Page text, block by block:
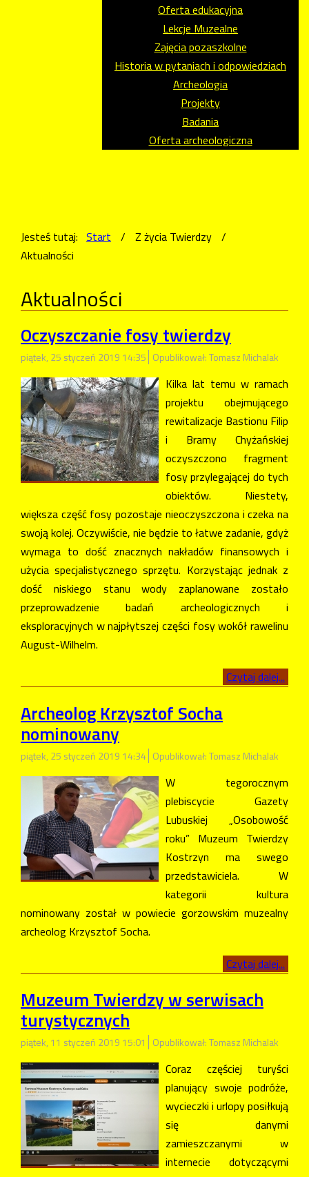
Oferta edukacyjna
Lekcje Muzealne
Zajęcia pozaszkolne
Historia w pytaniach i odpowiedziach
Archeologia
Projekty
Badania
Oferta archeologiczna
Jesteś tutaj: Start / Z życia Twierdzy /
Aktualności
Aktualności
Oczyszczanie fosy twierdzy
piątek, 25 styczeń 2019 14:35 Opublikował: Tomasz Michalak
Kilka lat temu w ramach
projektu obejmującego
rewitalizacje Bastionu Filip
i Bramy Chyżańskiej
oczyszczono fragment
fosy przylegającej do tych
obiektów. Niestety,
większa część fosy pozostaje nieoczyszczona i czeka na
swoją kolej. Oczywiście, nie będzie to łatwe zadanie, gdyż
wymaga to dość znacznych nakładów finansowych i
użycia specjalistycznego sprzętu. Korzystając jednak z
dość niskiego stanu wody zaplanowane zostało
przeprowadzenie badań archeologicznych i
eksploracyjnych w najpłytszej części fosy wokół rawelinu
August-Wilhelm.
Czytaj dalej...
Archeolog Krzysztof Socha
nominowany
piątek, 25 styczeń 2019 14:34 Opublikował: Tomasz Michalak
W tegorocznym
plebiscycie Gazety
Lubuskiej „Osobowość
roku” Muzeum Twierdzy
Kostrzyn ma swego
przedstawiciela. W
kategorii kultura
nominowany został w powiecie gorzowskim muzealny
archeolog Krzysztof Socha.
Czytaj dalej...
Muzeum Twierdzy w serwisach
turystycznych
piątek, 11 styczeń 2019 15:01 Opublikował: Tomasz Michalak
Coraz częściej turyści
planujący swoje podróże,
wycieczki i urlopy posiłkują
się danymi
zamieszczanymi w
internecie dotyczącymi